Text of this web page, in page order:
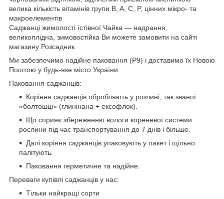
велика кількість вітамінів групи B, A, C, P, цінних мікро- та
макроелементів
Саджанці жимолості їстівної Чайка — надрання,
великоплідна, зимовостійка Ви можете замовити на сайті
магазину Розсадник.
Ми забезпечимо надійне паковання (Р9) і доставимо їх Новою
Поштою у будь-яке місто України.
Паковання саджанців:
Коріння саджанців обробляють у розчині, так званої
«болтошці» (глинінана + ексофлок).
Що сприяє збереженню вологи кореневої системи
рослини під час транспортування до 7 днів і більше.
Далі коріння саджанців упаковують у пакет і щільно
палітують.
Паковання герметичне та надійне.
Переваги купівлі саджанців у нас:
Тільки найкращі сорти